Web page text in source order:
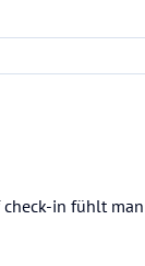
in fühlt